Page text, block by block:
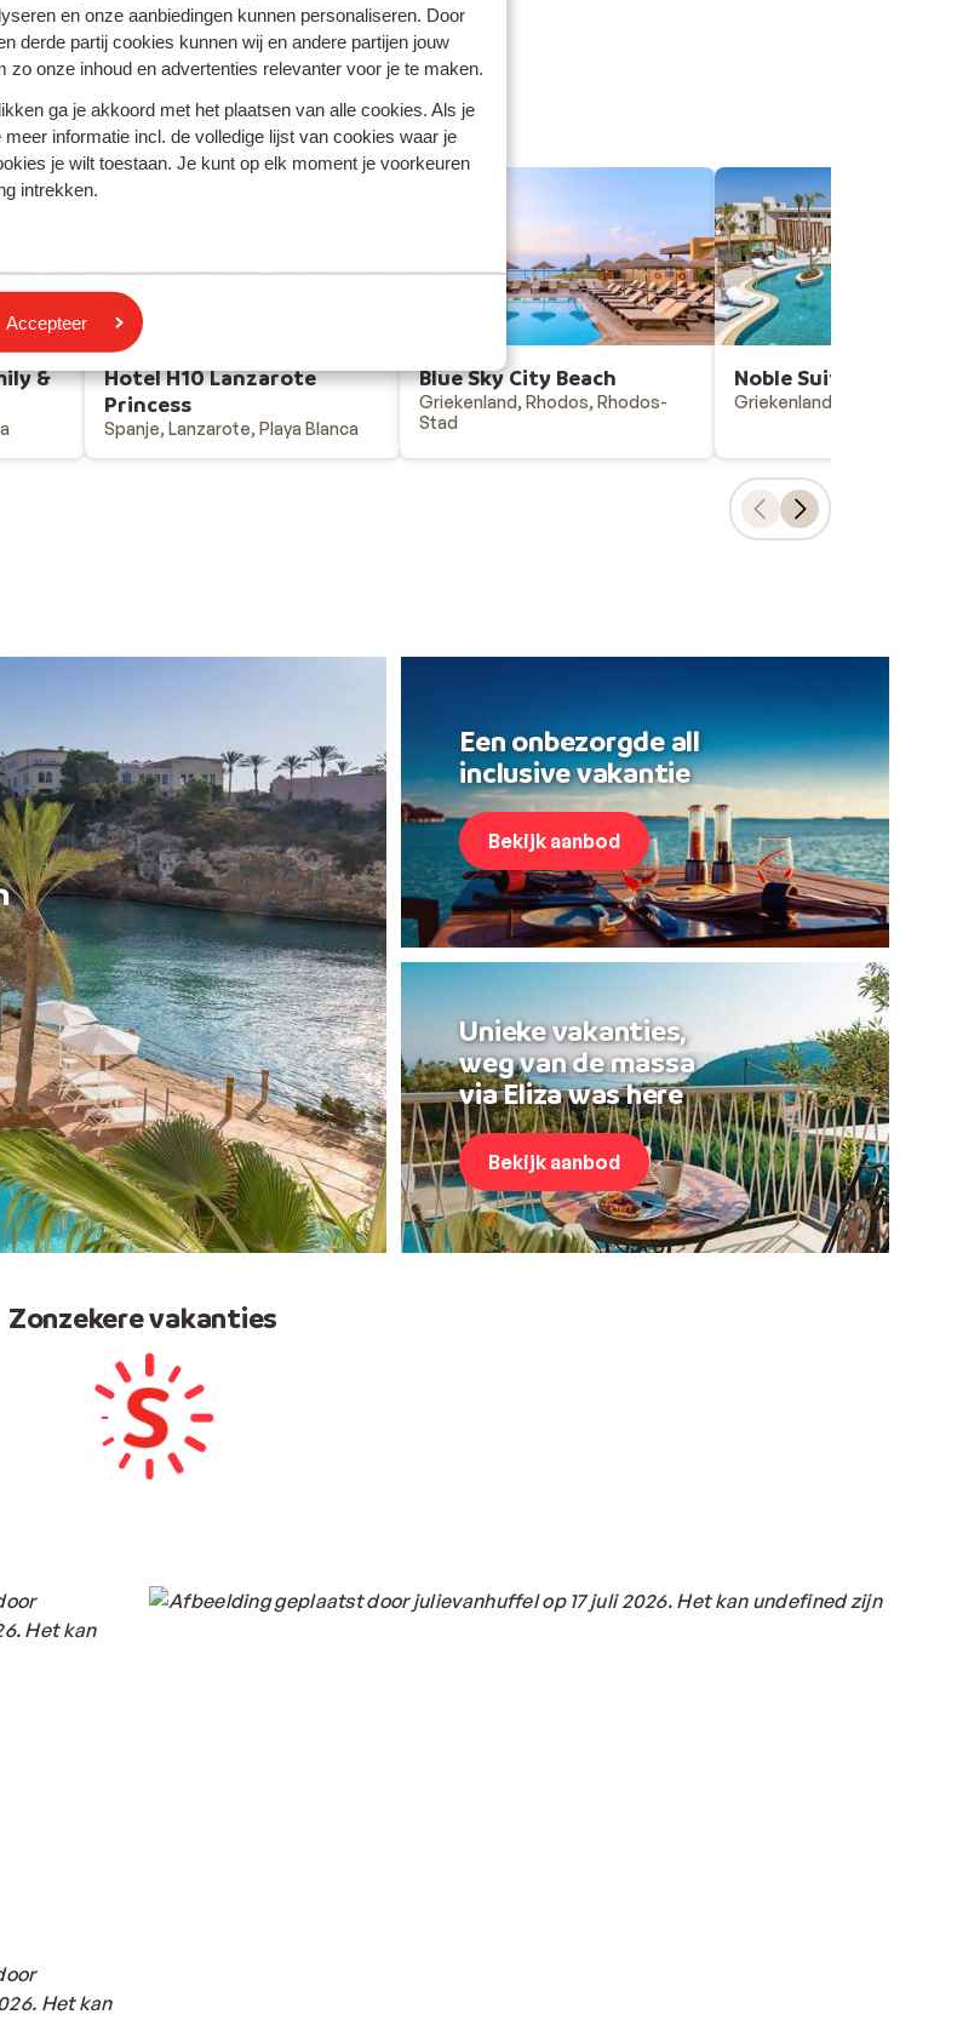
en onze aanbiedingen kunnen personaliseren. Door
derde partij cookies kunnen wij en andere partijen jouw
zo onze inhoud en advertenties relevanter voor je te maken.
ga je akkoord met het plaatsen van alle cookies. Als je
meer informatie incl. de volledige lijst van cookies waar je
je wilt toestaan. Je kunt op elk moment je voorkeuren
intrekken.
Accepteer
&
Hotel H10 Lanzarote
Princess
Spanje, Lanzarote, Playa Blanca
Blue Sky City Beach
Griekenland, Rhodos, Rhodos-
Stad
Noble Suites
Griekenland, Kreta, Gouves
Een onbezorgde all
inclusive vakantie
Bekijk aanbod
Unieke vakanties,
weg van de massa
via Eliza was here
Bekijk aanbod
Zonzekere vakanties